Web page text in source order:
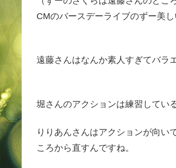
CMのバースデーライブのずー美し
遠藤さんはなんか素人すぎてバラ
堀さんのアクションは練習してい
りりあんさんはアクションが向い
ころから直すんですね。